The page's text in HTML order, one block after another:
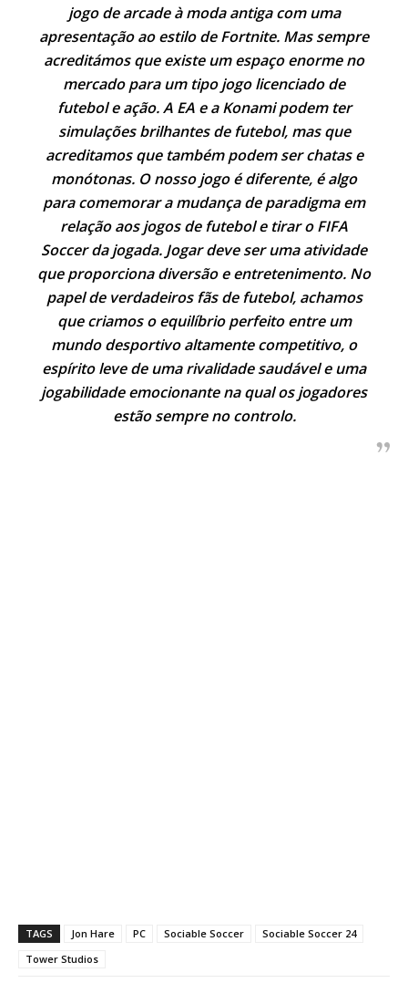
jogo de arcade à moda antiga com uma
apresentação ao estilo de Fortnite. Mas sempre
acreditámos que existe um espaço enorme no
mercado para um tipo jogo licenciado de
futebol e ação. A EA e a Konami podem ter
simulações brilhantes de futebol, mas que
acreditamos que também podem ser chatas e
monótonas. O nosso jogo é diferente, é algo
para comemorar a mudança de paradigma em
relação aos jogos de futebol e tirar o FIFA
Soccer da jogada. Jogar deve ser uma atividade
que proporciona diversão e entretenimento. No
papel de verdadeiros fãs de futebol, achamos
que criamos o equilíbrio perfeito entre um
mundo desportivo altamente competitivo, o
espírito leve de uma rivalidade saudável e uma
jogabilidade emocionante na qual os jogadores
estão sempre no controlo.
TAGS Jon Hare PC Sociable Soccer
Sociable Soccer 24
Tower Studios